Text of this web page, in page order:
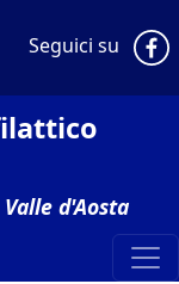
Seguici su
d'Aosta